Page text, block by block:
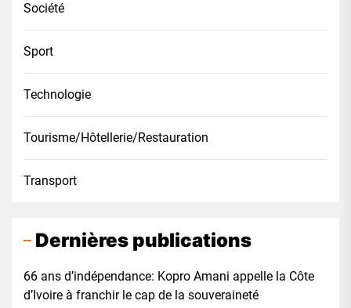
Société
Sport
Technologie
Tourisme/Hôtellerie/Restauration
Transport
Dernières publications
66 ans d’indépendance: Kopro Amani appelle la Côte
d’Ivoire à franchir le cap de la souveraineté